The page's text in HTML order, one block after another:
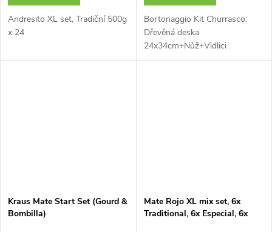
Andresito XL set, Tradiční 500g
x 24
Bortonaggio Kit Churrasco:
Dřevěná deska
24x34cm+Nůž+Vidlici
Kraus Mate Start Set (Gourd &
Bombilla)
Mate Rojo XL mix set, 6x
Traditional, 6x Especial, 6x